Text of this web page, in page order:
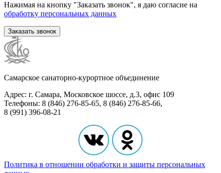
Нажимая на кнопку "Заказать звонок", я даю согласие на
обработку персональных данных
Заказать звонок
Самарское санаторно-курортное объединение
Адрес: г. Самара, Московское шоссе, д.3, офис 109
Телефоны: 8 (846) 276-85-65, 8 (846) 276-85-66,
8 (991) 396-08-21
Политика в отношении обработки и защиты персональных